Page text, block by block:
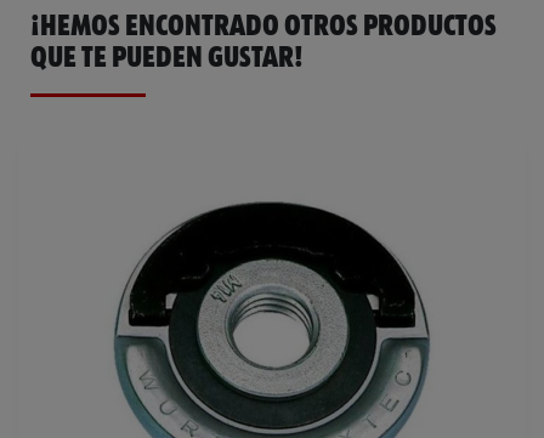
¡HEMOS ENCONTRADO OTROS PRODUCTOS
QUE TE PUEDEN GUSTAR!